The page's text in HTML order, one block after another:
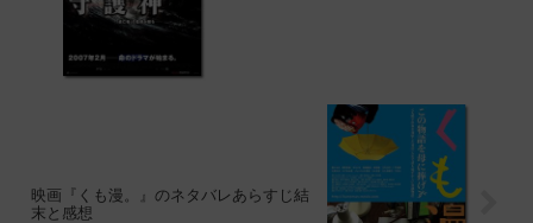
映画『くも漫。』のネタバレあらすじ結
末と感想